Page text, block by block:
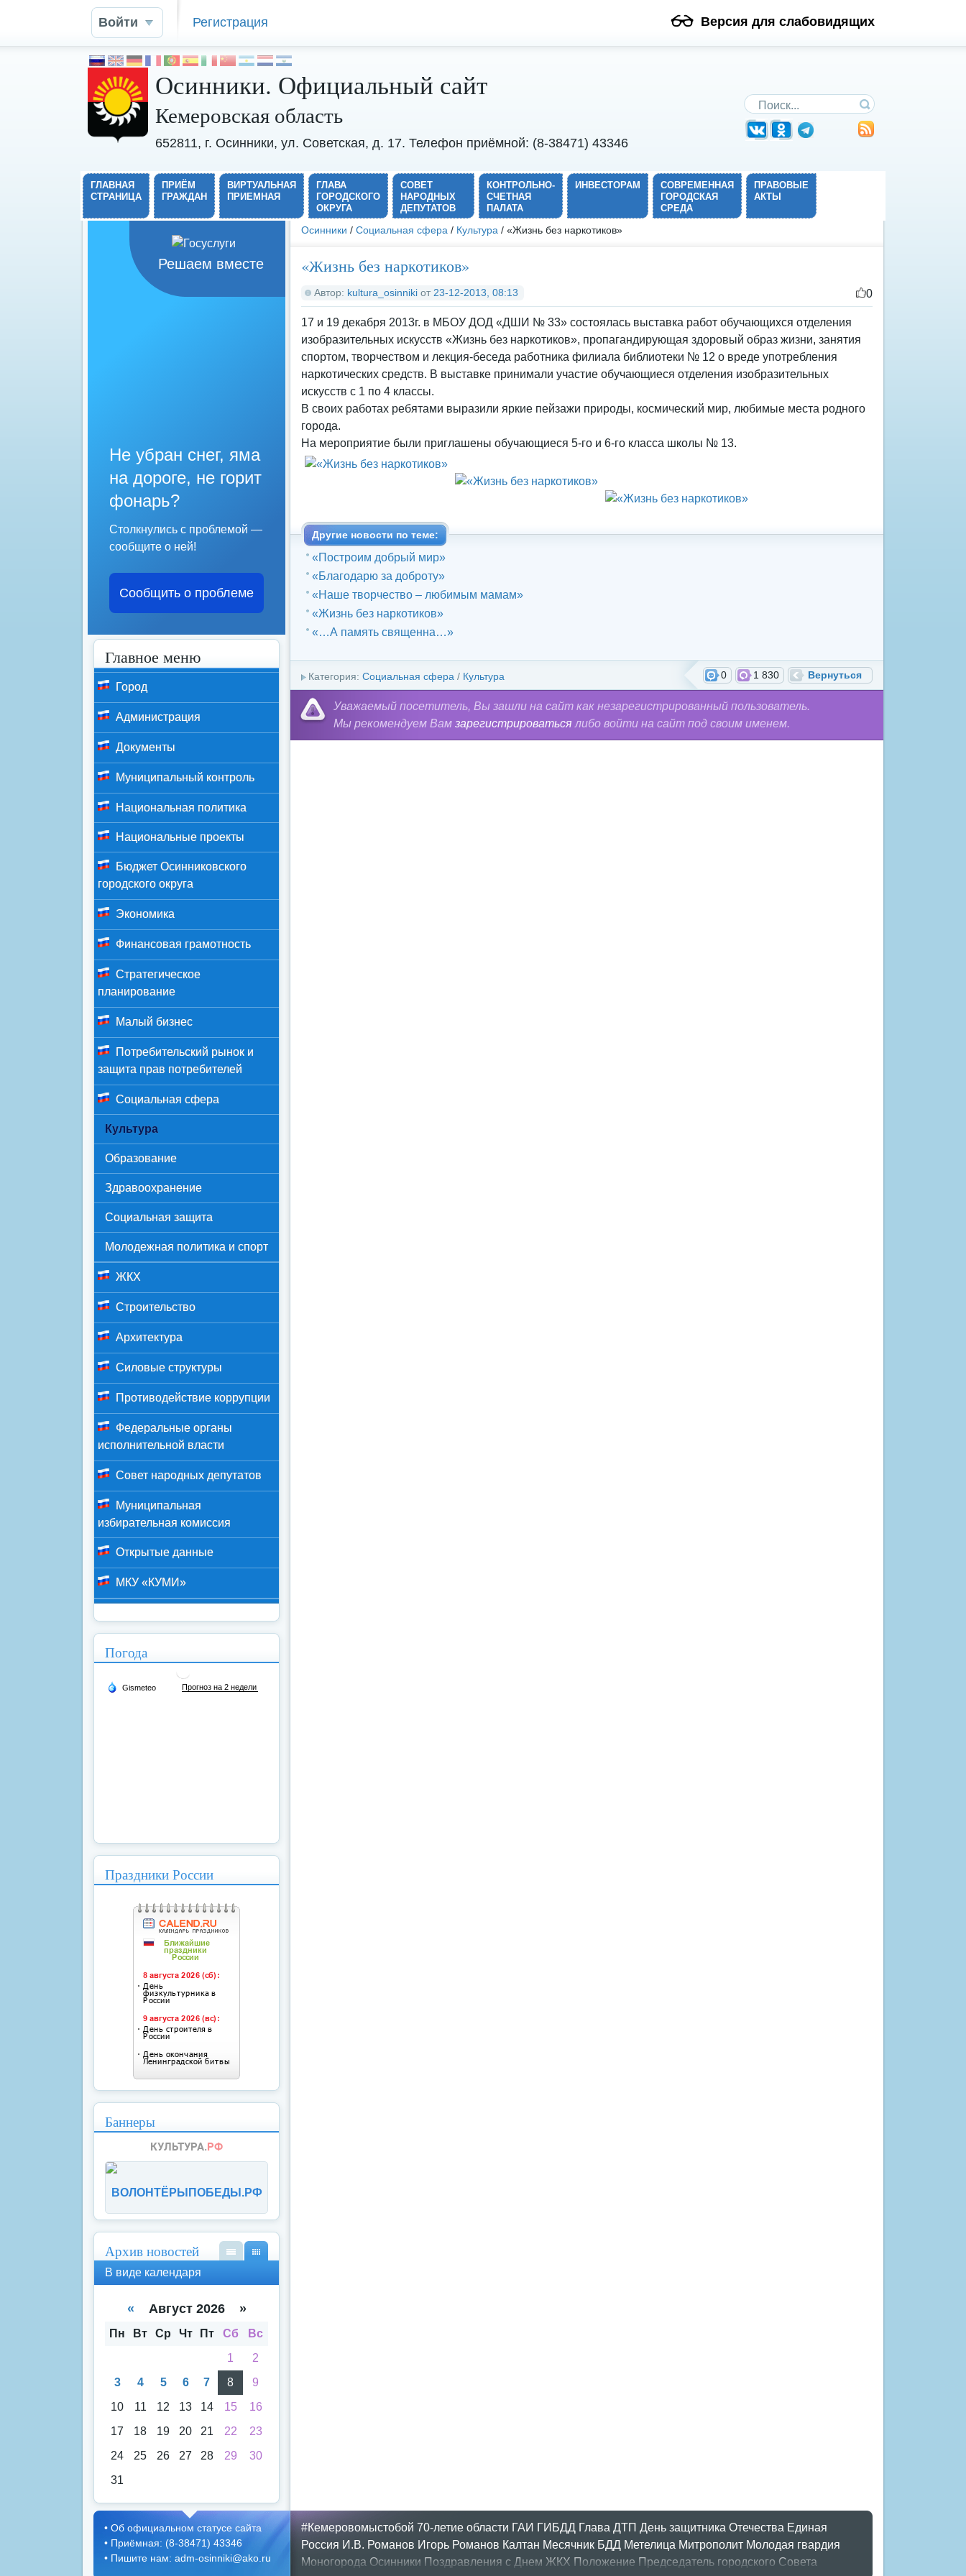
Версия для слабовидящих
Войти Регистрация
Поиск по сайту
Осинники. Официальный сайт
Кемеровская область
652811, г. Осинники, ул. Советская, д. 17. Телефон приёмной: (8-38471) 43346
ГЛАВНАЯ
СТРАНИЦА
ПРИЁМ
ГРАЖДАН
ВИРТУАЛЬНАЯ
ПРИЕМНАЯ
ГЛАВА
ГОРОДСКОГО
ОКРУГА
СОВЕТ
НАРОДНЫХ
ДЕПУТАТОВ
КОНТРОЛЬНО-
СЧЕТНАЯ
ПАЛАТА
ИНВЕСТОРАМ
СОВРЕМЕННАЯ
ГОРОДСКАЯ
СРЕДА
ПРАВОВЫЕ
АКТЫ
Осинники / Социальная сфера / Культура / «Жизнь без наркотиков»
«Жизнь без наркотиков»
Автор: kultura_osinniki от 23-12-2013, 08:13 0
17 и 19 декабря 2013г. в МБОУ ДОД «ДШИ № 33» состоялась выставка работ обучающихся отделения
изобразительных искусств «Жизнь без наркотиков», пропагандирующая здоровый образ жизни, занятия
спортом, творчеством и лекция-беседа работника филиала библиотеки № 12 о вреде употребления
наркотических средств. В выставке принимали участие обучающиеся отделения изобразительных
искусств с 1 по 4 классы.
В своих работах ребятами выразили яркие пейзажи природы, космический мир, любимые места родного
города.
На мероприятие были приглашены обучающиеся 5-го и 6-го класса школы № 13.
Другие новости по теме:
«Построим добрый мир»
«Благодарю за доброту»
«Наше творчество – любимым мамам»
«Жизнь без наркотиков»
«…А память священна…»
Вернуться
1 830
0
Категория: Социальная сфера / Культура
Уважаемый посетитель, Вы зашли на сайт как незарегистрированный пользователь.
Мы рекомендуем Вам зарегистрироваться либо войти на сайт под своим именем.
Решаем вместе
Не убран снег, яма
на дороге, не горит
фонарь?
Столкнулись с проблемой —
сообщите о ней!
Сообщить о проблеме
Главное меню
Город
Администрация
Документы
Муниципальный контроль
Национальная политика
Национальные проекты
Бюджет Осинниковского
городского округа
Экономика
Финансовая грамотность
Стратегическое
планирование
Малый бизнес
Потребительский рынок и
защита прав потребителей
Социальная сфера
Культура
Образование
Здравоохранение
Социальная защита
Молодежная политика и спорт
ЖКХ
Строительство
Архитектура
Силовые структуры
Противодействие коррупции
Федеральные органы
исполнительной власти
Совет народных депутатов
Муниципальная
избирательная комиссия
Открытые данные
МКУ «КУМИ»
Погода
Праздники России
Баннеры
ВОЛОНТЁРЫПОБЕДЫ.РФ
Архив новостей
кал
аря
спи
В виде календаря
« Август 2026 »
Пн Вт Ср Чт Пт Сб
Вс
1
2
3
4 5 6 7 8
9
10
11 12 13 14 15
16
17
18 19 20 21 22
23
24
25 26 27 28 29
30
31
#Кемеровомыстобой 70-летие области ГАИ ГИБДД Глава ДТП День защитника Отечества Единая
Россия И.В. Романов Игорь Романов Калтан Месячник БДД Метелица Митрополит Молодая гвардия
Моногорода Осинники Поздравления с Днем ЖКХ Положение Председатель городского Совета
• Об официальном статусе сайта
• Приёмная: (8-38471) 43346
• Пишите нам: adm-osinniki@ako.ru